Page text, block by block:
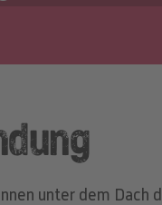
unter dem Dach